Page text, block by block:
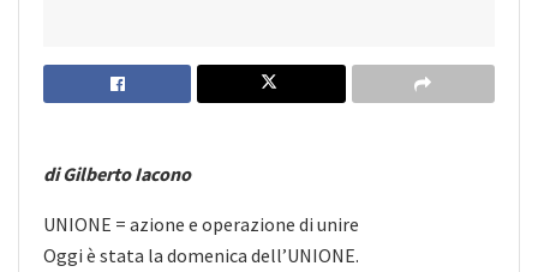
di Gilberto Iacono
UNIONE = azione e operazione di unire
Oggi è stata la domenica dell’UNIONE.